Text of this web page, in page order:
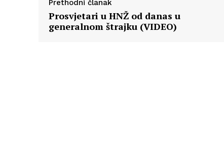
Prethodni članak
Prosvjetari u HNŽ od danas u
generalnom štrajku (VIDEO)